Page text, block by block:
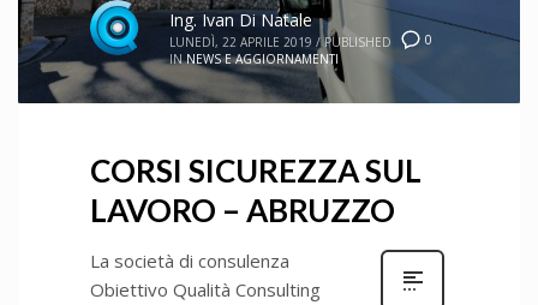
0
Ing. Ivan Di Natale
LUNEDÌ, 22 APRILE 2019 / PUBLISHED
IN NEWS E AGGIORNAMENTI
CORSI SICUREZZA SUL
LAVORO – ABRUZZO
La società di consulenza
Obiettivo Qualità Consulting